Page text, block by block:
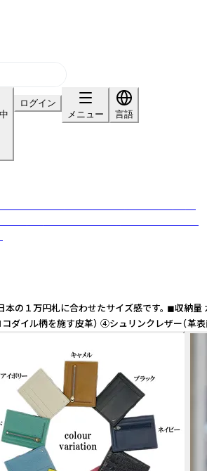
ログイン
メニュー
言語
万円札に合わせたサイズ感です。
ル柄を施す皮革） ④シュリンクレザー（革